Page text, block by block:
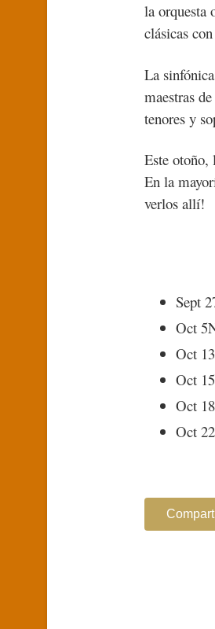
la orquesta
clásicas
La
maestras
tenores y
Este otoño,
En la
verlos allí!
Sept
Oct 5
Oct 13
Oct 15
Oct
Oct 22